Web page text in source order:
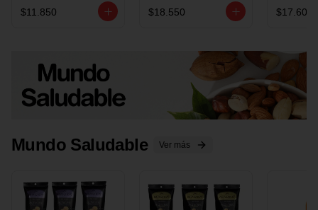
150ML SURTIDO
$11.850
ALQUERIA
$18.550 $17.600
Mundo Saludable Ver más